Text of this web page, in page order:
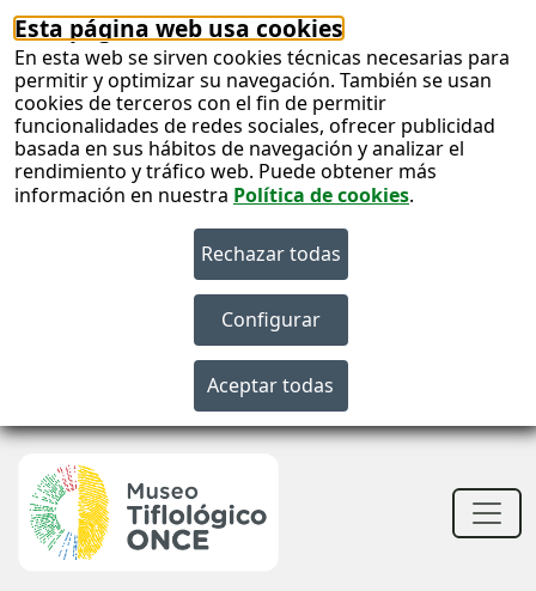
Esta página web usa cookies
En esta web se sirven cookies técnicas necesarias para
permitir y optimizar su navegación. También se usan
cookies de terceros con el fin de permitir
funcionalidades de redes sociales, ofrecer publicidad
basada en sus hábitos de navegación y analizar el
rendimiento y tráfico web. Puede obtener más
información en nuestra Política de cookies.